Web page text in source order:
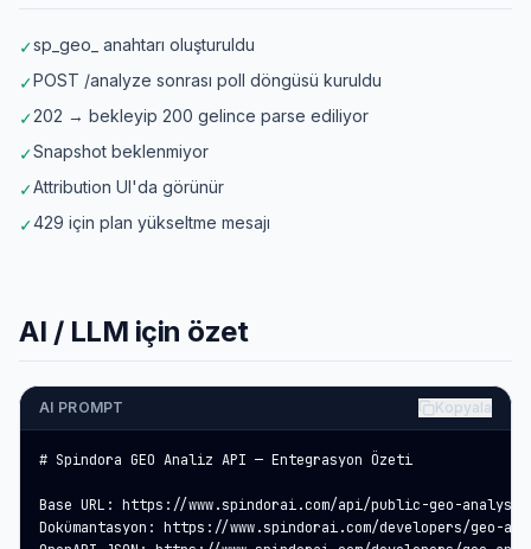
✓sp_geo_ anahtarı oluşturuldu
✓POST /analyze sonrası poll döngüsü kuruldu
✓202 → bekleyip 200 gelince parse ediliyor
✓Snapshot beklenmiyor
✓Attribution UI'da görünür
✓429 için plan yükseltme mesajı
AI / LLM için özet
AI PROMPT Kopyala
# Spindora GEO Analiz API — Entegrasyon Özeti
Base URL: https://www.spindorai.com/api/public-geo-analysis
Dokümantasyon: https://www.spindorai.com/developers/geo-